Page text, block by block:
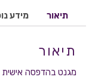
תיאור מידע
תיאור
מגנט בהדפסה אישית